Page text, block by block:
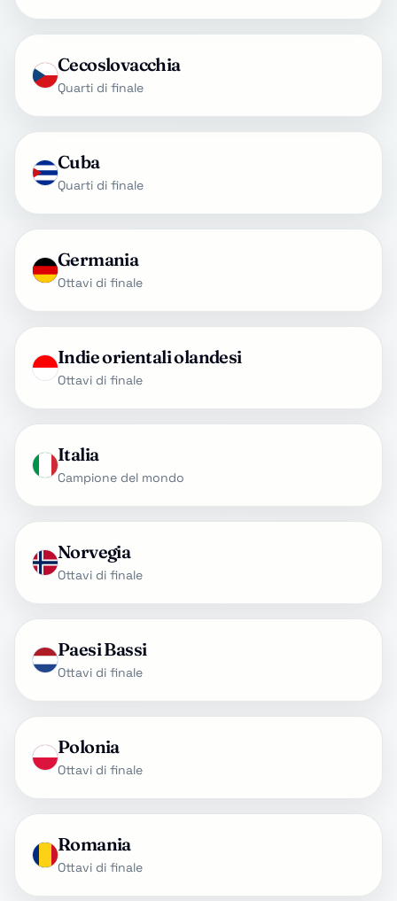
Cecoslovacchia
Quarti di finale
Cuba
Quarti di finale
Germania
Ottavi di finale
Indie orientali olandesi
Ottavi di finale
Italia
Campione del mondo
Norvegia
Ottavi di finale
Paesi Bassi
Ottavi di finale
Polonia
Ottavi di finale
Romania
Ottavi di finale